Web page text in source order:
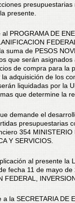
presente.
PROGRAMA DE
suma de PESOS
que serán
de compra para la
adquisición de los
liquidadas por la
que determine la
demande el
presupuestarias
354
Y SERVICIOS.
al presente la
fecha 11 de mayo
FEDERAL,
la SECRETARIA DE